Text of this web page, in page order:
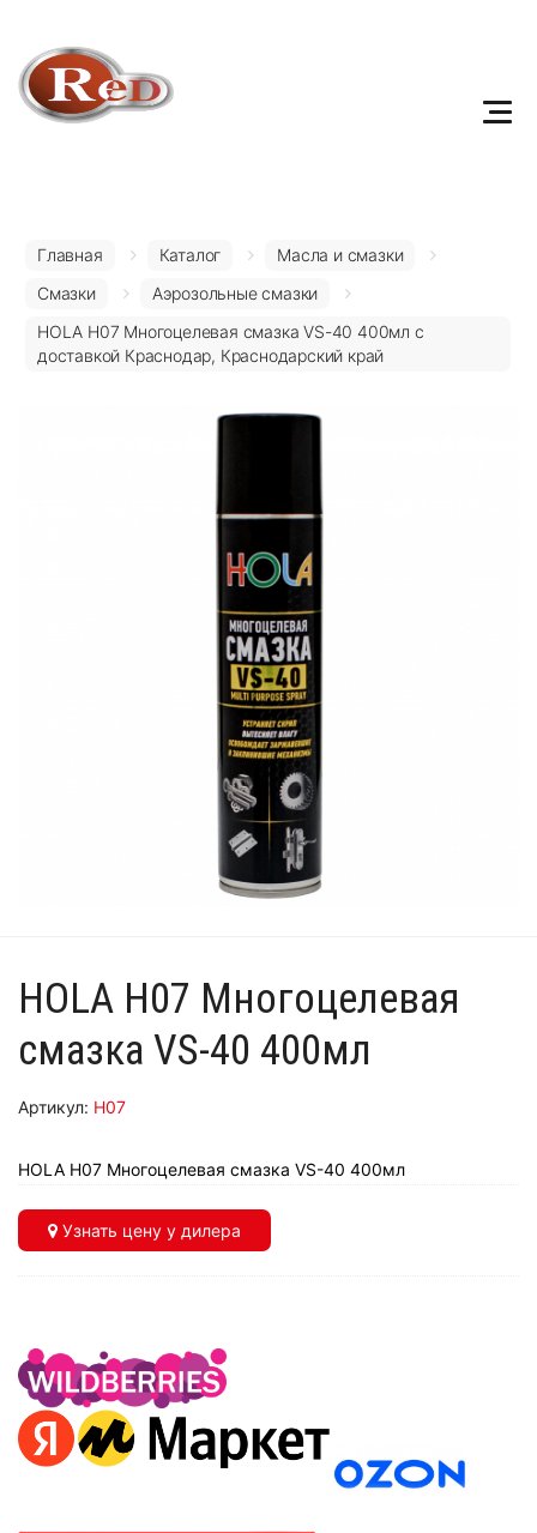
Главная Каталог
Масла и смазки
Смазки
Аэрозольные смазки
HOLA H07 Многоцелевая смазка VS-40 400мл с
доставкой Краснодар, Краснодарский край
HOLA H07 Многоцелевая
смазка VS-40 400мл
Артикул: H07
HOLA H07 Многоцелевая смазка VS-40 400мл
Узнать цену у дилера